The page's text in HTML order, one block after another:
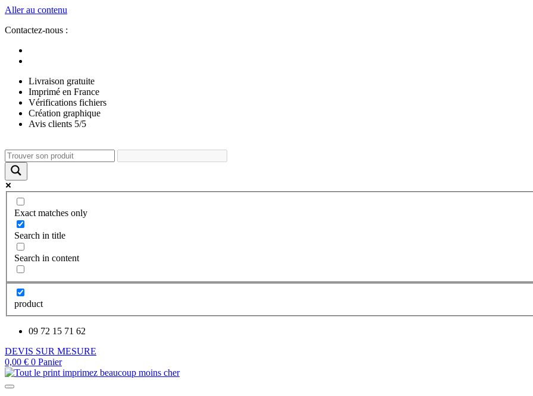
Aller au contenu
Contactez-nous :
Livraison gratuite
Imprimé en France
Vérifications fichiers
Création graphique
Avis clients 5/5
Exact matches only
Search in title
Search in content
product
09 72 15 71 62
DEVIS SUR MESURE
0,00 € 0 Panier